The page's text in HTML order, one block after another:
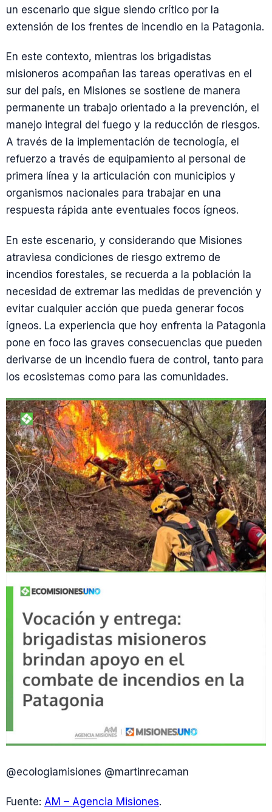
un escenario que sigue siendo crítico por la
extensión de los frentes de incendio en la Patagonia.
En este contexto, mientras los brigadistas
misioneros acompañan las tareas operativas en el
sur del país, en Misiones se sostiene de manera
permanente un trabajo orientado a la prevención, el
manejo integral del fuego y la reducción de riesgos.
A través de la implementación de tecnología, el
refuerzo a través de equipamiento al personal de
primera línea y la articulación con municipios y
organismos nacionales para trabajar en una
respuesta rápida ante eventuales focos ígneos.
En este escenario, y considerando que Misiones
atraviesa condiciones de riesgo extremo de
incendios forestales, se recuerda a la población la
necesidad de extremar las medidas de prevención y
evitar cualquier acción que pueda generar focos
ígneos. La experiencia que hoy enfrenta la Patagonia
pone en foco las graves consecuencias que pueden
derivarse de un incendio fuera de control, tanto para
los ecosistemas como para las comunidades.
@ecologiamisiones @martinrecaman
Fuente: AM – Agencia Misiones.